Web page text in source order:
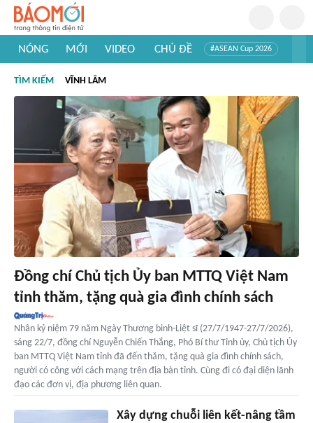
NÓNG MỚI VIDEO CHỦ ĐỀ #ASEAN Cup 2026
#Khám phá thế giới
TÌM KIẾM VĨNH LÂM
Đồng chí Chủ tịch Ủy ban MTTQ Việt Nam
tỉnh thăm, tặng quà gia đình chính sách
Nhân kỷ niệm 79 năm Ngày Thương binh-Liệt sĩ (27/7/1947-27/7/2026),
sáng 22/7, đồng chí Nguyễn Chiến Thắng, Phó Bí thư Tỉnh ủy, Chủ tịch Ủy
ban MTTQ Việt Nam tỉnh đã đến thăm, tặng quà gia đình chính sách,
người có công với cách mạng trên địa bàn tỉnh. Cùng đi có đại diện lãnh
đạo các đơn vị, địa phương liên quan.
Xây dựng chuỗi liên kết-nâng tầm